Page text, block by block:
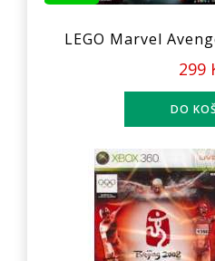
LEGO Marvel
299